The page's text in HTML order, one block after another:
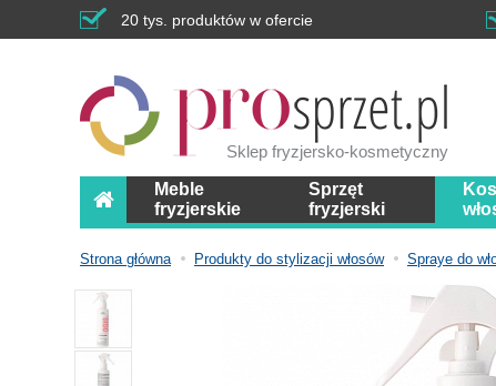
20 tys. produktów w ofercie
Sklep fryzjersko-kosmetyczny
Meble
fryzjerskie
Sprzęt
fryzjerski
Strona główna Produkty do stylizacji włosów Spraye do